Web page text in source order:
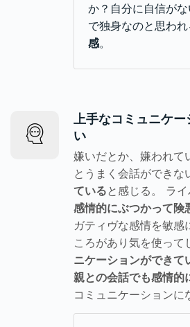
か？自分に自信が
で独身なのと思われ
感。
上手なコミュニケ
い
嫌いだとか、嫌われて
とうまく会話ができな
ていると感じる。 ラ
感情的にぶつかって険
ガティヴな感情を敏感
ころがあり気を使って
ニケーションができて
親との会話でも感情的
コミュニケーションに